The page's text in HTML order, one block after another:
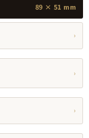
89 × 51 mm
›
›
›